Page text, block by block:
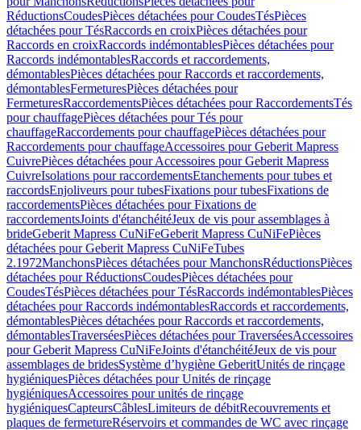
RéductionsCoudesPièces détachées pour CoudesTésPièces
détachées pour TésRaccords en croixPièces détachées pour
Raccords en croixRaccords indémontablesPièces détachées pour
Raccords indémontablesRaccords et raccordements,
démontablesPièces détachées pour Raccords et raccordements,
démontablesFermeturesPièces détachées pour
FermeturesRaccordementsPièces détachées pour RaccordementsTés
pour chauffagePièces détachées pour Tés pour
chauffageRaccordements pour chauffagePièces détachées pour
Raccordements pour chauffageAccessoires pour Geberit Mapress
CuivrePièces détachées pour Accessoires pour Geberit Mapress
CuivreIsolations pour raccordementsEtanchements pour tubes et
raccordsEnjoliveurs pour tubesFixations pour tubesFixations de
raccordementsPièces détachées pour Fixations de
raccordementsJoints d'étanchéitéJeux de vis pour assemblages à
brideGeberit Mapress CuNiFeGeberit Mapress CuNiFePièces
détachées pour Geberit Mapress CuNiFeTubes
2.1972ManchonsPièces détachées pour ManchonsRéductionsPièces
détachées pour RéductionsCoudesPièces détachées pour
CoudesTésPièces détachées pour TésRaccords indémontablesPièces
détachées pour Raccords indémontablesRaccords et raccordements,
démontablesPièces détachées pour Raccords et raccordements,
démontablesTraverséesPièces détachées pour TraverséesAccessoires
pour Geberit Mapress CuNiFeJoints d'étanchéitéJeux de vis pour
assemblages de bridesSystème d’hygiène GeberitUnités de rinçage
hygiéniquesPièces détachées pour Unités de rinçage
hygiéniquesAccessoires pour unités de rinçage
hygiéniquesCapteursCâblesLimiteurs de débitRecouvrements et
plaques de fermetureRéservoirs et commandes de WC avec rinçage